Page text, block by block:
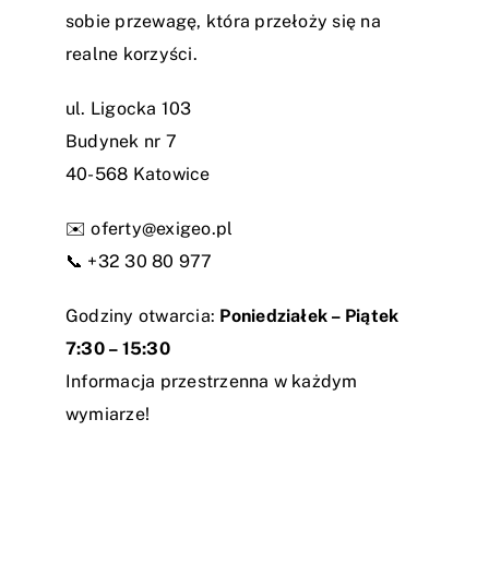
sobie przewagę, która przełoży się na
realne korzyści.
ul. Ligocka 103
Budynek nr 7
40-568 Katowice
✉️oferty@exigeo.pl
📞 +32 30 80 977
Godziny otwarcia: Poniedziałek – Piątek
7:30 – 15:30
Informacja przestrzenna w każdym
wymiarze!